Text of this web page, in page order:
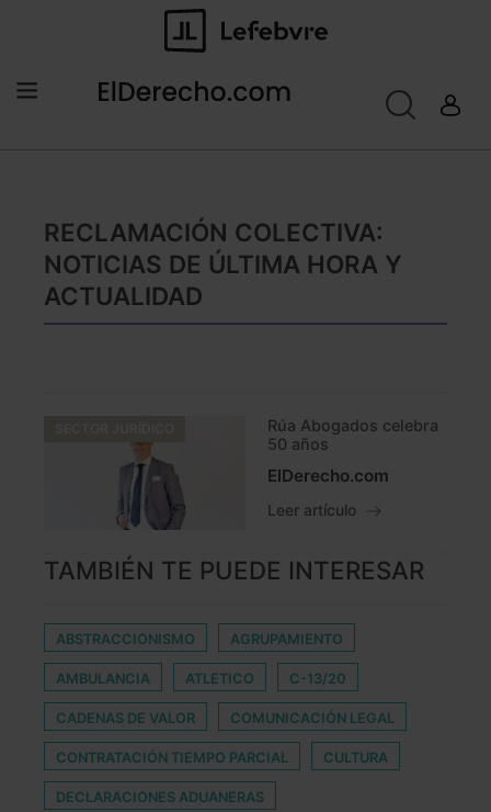
RECLAMACIÓN COLECTIVA:
NOTICIAS DE ÚLTIMA HORA Y
ACTUALIDAD
Rúa Abogados celebra
50 años
ElDerecho.com
Leer artículo
TAMBIÉN TE PUEDE INTERESAR
ABSTRACCIONISMO AGRUPAMIENTO
AMBULANCIA ATLETICO C-13/20
CADENAS DE VALOR COMUNICACIÓN LEGAL
CONTRATACIÓN TIEMPO PARCIAL CULTURA
DECLARACIONES ADUANERAS